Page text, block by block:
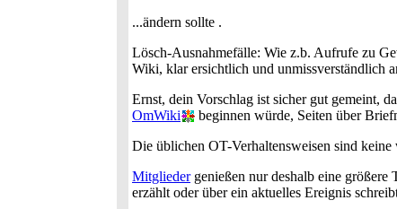
...ändern sollte .
Lösch-Ausnahmefälle: Wie z.b. Aufrufe zu
Wiki, klar ersichtlich und unmissverständlich
Ernst, dein Vorschlag ist sicher gut gemeint,
OmWiki
beginnen würde, Seiten über
Die üblichen OT-Verhaltensweisen sind
Mitgliedergenießen nur deshalb eine größere
erzählt oder über ein aktuelles Ereignis